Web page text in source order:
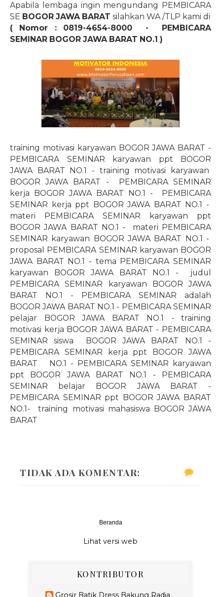
Apabila lembaga ingin mengundang PEMBICARA
SE BOGOR JAWA BARAT silahkan WA /TLP kami di
( Nomor : 0819-4654-8000
-
PEMBICARA
SEMINAR BOGOR JAWA BARAT NO.1 )
training motivasi karyawan BOGOR JAWA BARAT -
PEMBICARA SEMINAR karyawan ppt BOGOR
JAWA BARAT NO.1 - training motivasi karyawan
BOGOR JAWA BARAT -
PEMBICARA SEMINAR
kerja BOGOR JAWA BARAT NO.1 -
PEMBICARA
SEMINAR kerja ppt BOGOR JAWA BARAT NO.1 -
materi PEMBICARA SEMINAR karyawan ppt
BOGOR JAWA BARAT NO.1 -
materi PEMBICARA
SEMINAR karyawan BOGOR JAWA BARAT NO.1 -
proposal PEMBICARA SEMINAR karyawan BOGOR
JAWA BARAT NO.1 - tema PEMBICARA SEMINAR
karyawan BOGOR JAWA BARAT NO.1 -
judul
PEMBICARA SEMINAR karyawan BOGOR JAWA
BARAT NO.1 - PEMBICARA SEMINAR adalah
BOGOR JAWA BARAT NO.1 - PEMBICARA SEMINAR
pelajar BOGOR JAWA BARAT NO.1 - training
motivasi kerja BOGOR JAWA BARAT - PEMBICARA
SEMINAR siswa
BOGOR JAWA BARAT NO.1 -
PEMBICARA SEMINAR kerja ppt BOGOR JAWA
BARAT NO.1 - PEMBICARA SEMINAR karyawan
ppt BOGOR JAWA BARAT NO.1 - PEMBICARA
SEMINAR belajar BOGOR JAWA BARAT -
PEMBICARA SEMINAR ppt BOGOR JAWA BARAT
NO.1-
training motivasi mahasiswa BOGOR JAWA
BARAT
TIDAK ADA KOMENTAR:
Beranda
Lihat versi web
KONTRIBUTOR
Grosir Batik Dress Bakung Radja